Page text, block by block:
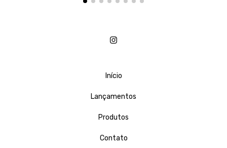
Início
Lançamentos
Produtos
Contato